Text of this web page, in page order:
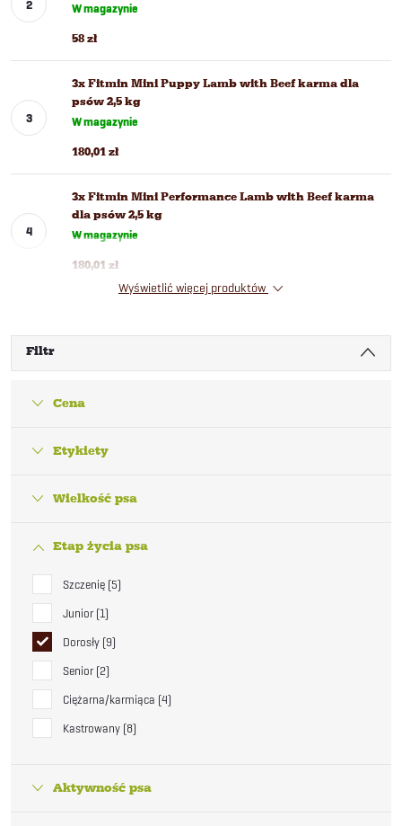
W magazynie
58 zł
3x Fitmin Mini Puppy Lamb with Beef karma dla
psów 2,5 kg
W magazynie
180,01 zł
3x Fitmin Mini Performance Lamb with Beef karma
dla psów 2,5 kg
W magazynie
180,01 zł
Wyświetlić więcej produktów
Filtr
Cena
Etykiety
Wielkość psa
Etap życia psa
Szczenię 5
Junior 1
Dorosły 9
Senior 2
Ciężarna/karmiąca 4
Kastrowany 8
Aktywność psa